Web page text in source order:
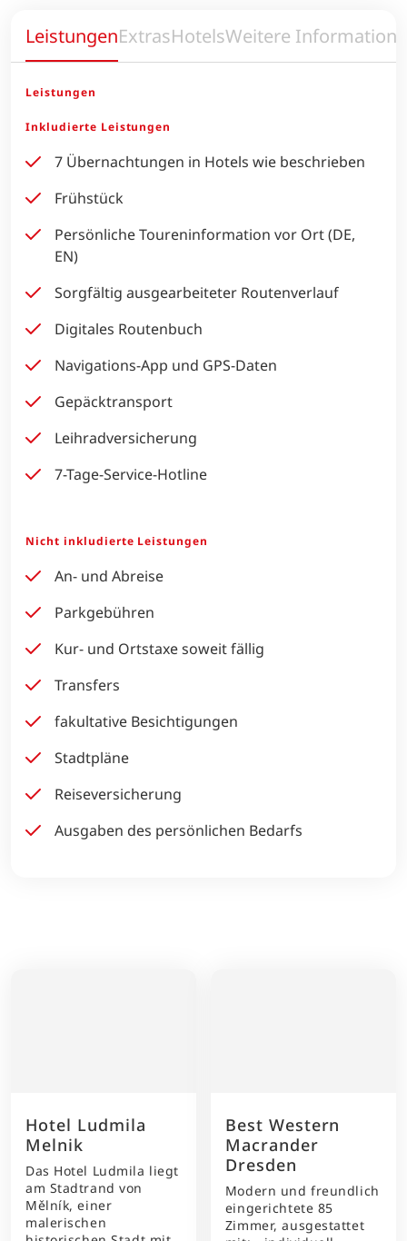
LeistungenExtrasHotelsWeitere
Leistungen
Inkludierte Leistungen
7 Übernachtungen in Hotels wie beschrieben
Frühstück
Persönliche Toureninformation vor Ort (DE,
EN)
Sorgfältig ausgearbeiteter Routenverlauf
Digitales Routenbuch
Navigations-App und GPS-Daten
Gepäcktransport
Leihradversicherung
7-Tage-Service-Hotline
Nicht inkludierte Leistungen
An- und Abreise
Parkgebühren
Kur- und Ortstaxe soweit fällig
Transfers
fakultative Besichtigungen
Stadtpläne
Reiseversicherung
Ausgaben des persönlichen Bedarfs
Hotel Ludmila
Melnik
Das Hotel Ludmila liegt
am Stadtrand von
Mělník, einer
malerischen
Best Western
Macrander
Dresden
Modern und freundlich
eingerichtete 85
Zimmer, ausgestattet